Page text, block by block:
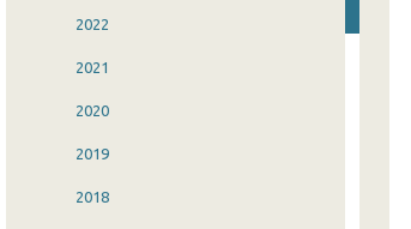
2022
2021
2020
2019
2018